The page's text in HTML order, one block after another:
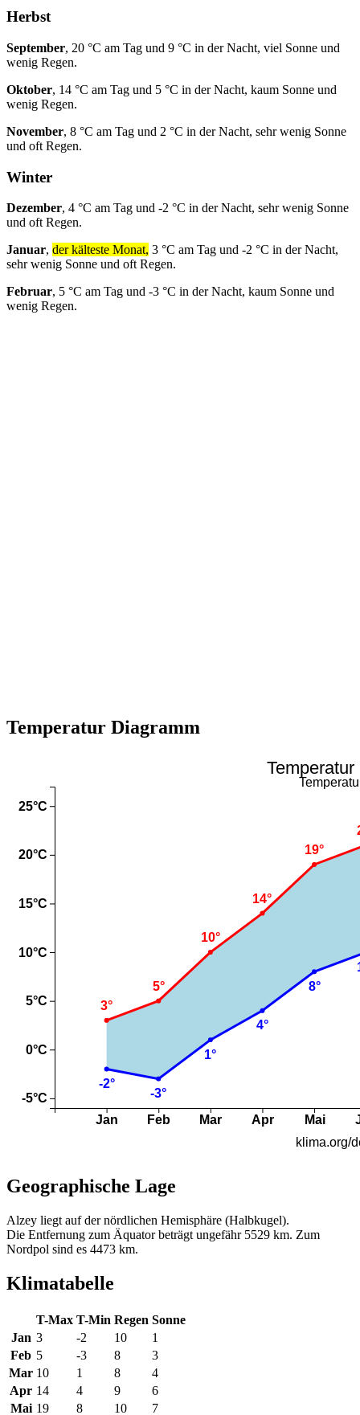
Herbst
September, 20 °C am Tag und 9 °C in der Nacht, viel Sonne und
wenig Regen.
Oktober, 14 °C am Tag und 5 °C in der Nacht, kaum Sonne und
wenig Regen.
November, 8 °C am Tag und 2 °C in der Nacht, sehr wenig Sonne
und oft Regen.
Winter
Dezember, 4 °C am Tag und -2 °C in der Nacht, sehr wenig Sonne
und oft Regen.
Januar, der kälteste Monat, 3 °C am Tag und -2 °C in der Nacht,
sehr wenig Sonne und oft Regen.
Februar, 5 °C am Tag und -3 °C in der Nacht, kaum Sonne und
wenig Regen.
Temperatur Diagramm
Geographische Lage
Alzey liegt auf der nördlichen Hemisphäre (Halbkugel).
Die Entfernung zum Äquator beträgt ungefähr 5529 km. Zum
Nordpol sind es 4473 km.
Klimatabelle
T-Max T-Min Regen Sonne
Jan 3 -2 10
1
Feb 5 -3 8
3
Mar 10 1 8
4
Apr 14 4 9
6
Mai 19 8 10 7